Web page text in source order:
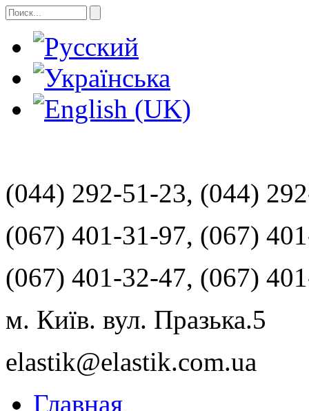
(044) 292-51-23, (044)
(067) 401-31-97, (067)
(067) 401-32-47, (067)
м. Київ. вул. Празька.5
elastik@elastik.com.ua
Главная